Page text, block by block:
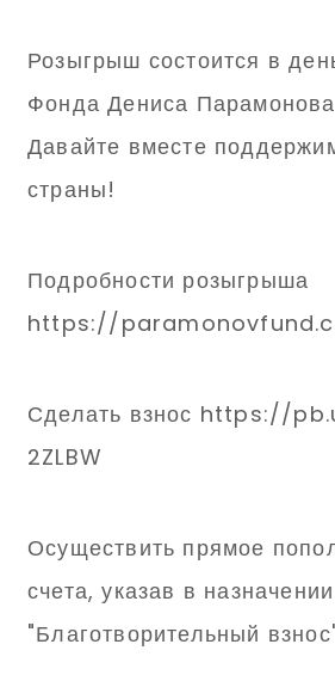
Розыгрыш состоится в
Фонда Дениса
Давайте вместе
страны!
Подробности розыгрыша
https://
Сделать взнос https://
2ZLBW
Осуществить прямое
счета, указав в
"Благотворительный